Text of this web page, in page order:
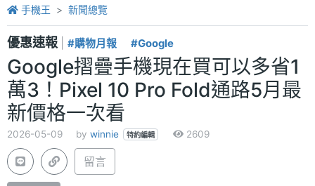
手機王 新聞總覽
優惠速報 #購物月報 #Google
Google摺疊手機現在買可以多省1
萬3！Pixel 10 Pro Fold通路5月最
新價格一次看
2026-05-09 by winnie 特約編輯 2609
留言